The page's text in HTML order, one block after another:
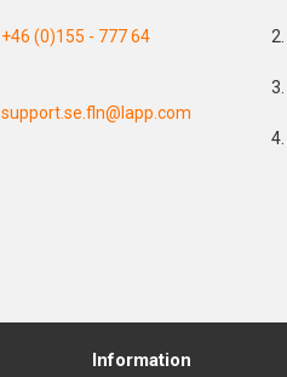
+46 (0)155 - 777 64
support.se.fln@lapp.com
Information